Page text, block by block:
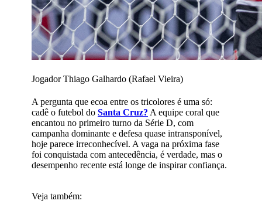
Jogador Thiago Galhardo (Rafael Vieira)
A pergunta que ecoa entre os tricolores é uma só:
cadê o futebol do Santa Cruz? A equipe coral que
encantou no primeiro turno da Série D, com
campanha dominante e defesa quase intransponível,
hoje parece irreconhecível. A vaga na próxima fase
foi conquistada com antecedência, é verdade, mas o
desempenho recente está longe de inspirar confiança.
Veja também: